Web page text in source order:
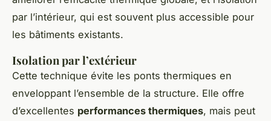
par l’intérieur, qui est souvent plus accessible pour
les bâtiments existants.
Isolation par l’extérieur
Cette technique évite les ponts thermiques en
enveloppant l’ensemble de la structure. Elle offre
d’excellentes performances thermiques, mais peut